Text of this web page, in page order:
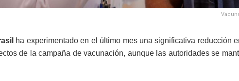
ha experimentado en el último mes una significativa reducción
de la campaña de vacunación, aunque las autoridades se